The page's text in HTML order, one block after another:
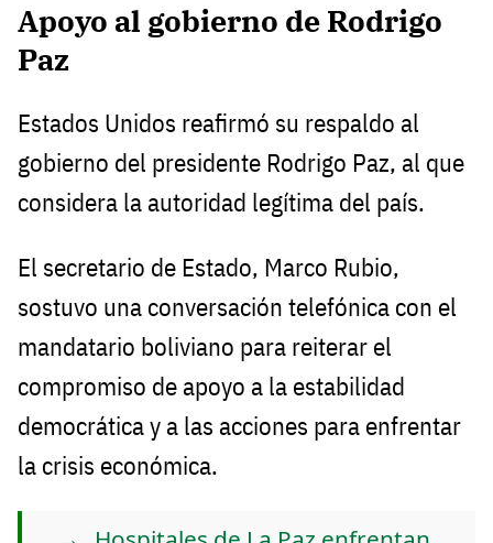
Apoyo al gobierno de Rodrigo
Paz
Estados Unidos reafirmó su respaldo al
gobierno del presidente Rodrigo Paz, al que
considera la autoridad legítima del país.
El secretario de Estado, Marco Rubio,
sostuvo una conversación telefónica con el
mandatario boliviano para reiterar el
compromiso de apoyo a la estabilidad
democrática y a las acciones para enfrentar
la crisis económica.